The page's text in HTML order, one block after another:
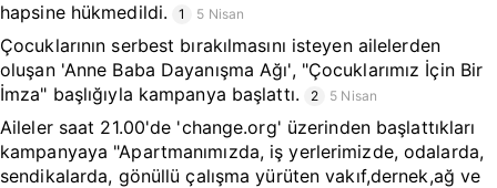
hapsine hükmedildi.
1 5 Nisan
Çocuklarının serbest bırakılmasını isteyen ailelerden
oluşan 'Anne Baba Dayanışma Ağı', "Çocuklarımız İçin Bir
İmza" başlığıyla kampanya başlattı.
2 5 Nisan
Aileler saat 21.00'de 'change.org' üzerinden başlattıkları
kampanyaya "Apartmanımızda, iş yerlerimizde, odalarda,
sendikalarda, gönüllü çalışma yürüten vakıf,dernek,ağ ve